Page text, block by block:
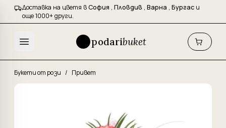
Доставка на цветя вСофия , Пловдив , Варна , Бургас и
още 1000+ други.
podaribuket
Букети от рози / Привет